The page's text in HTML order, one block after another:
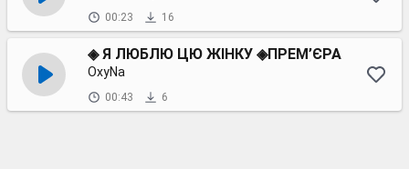
00:23 16
◈ Я ЛЮБЛЮ ЦЮ ЖІНКУ ◈ПРЕМ’ЄРА
OxyNa
00:43 6